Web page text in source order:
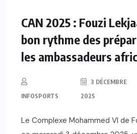
CAN 2025 : Fouzi
bon rythme des
les ambassadeurs
INFOSPORTS
3 DÉCEMBRE
2025
Le Complexe Mohammed VI de